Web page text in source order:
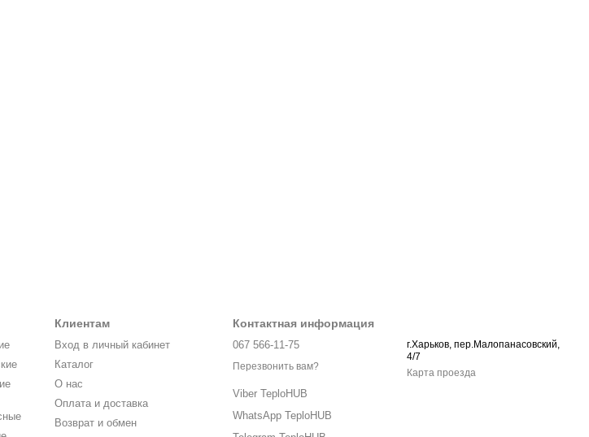
Клиентам
Вход в личный кабинет
Каталог
О нас
Оплата и доставка
Возврат и обмен
Контактная информация
067 566-11-75
Перезвонить вам?
Viber TeploHUB
WhatsApp TeploHUB
г.Харьков, пер.Малопанасовский,
4/7
Карта проезда